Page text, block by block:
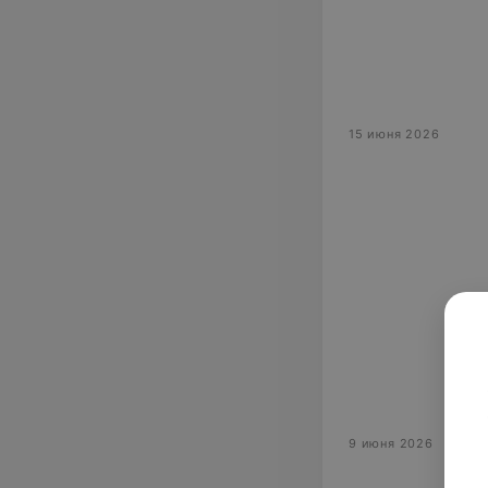
15 июня 2026
9 июня 2026